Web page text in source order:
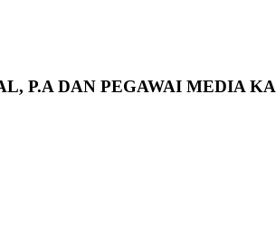
P.A DAN PEGAWAI MEDIA